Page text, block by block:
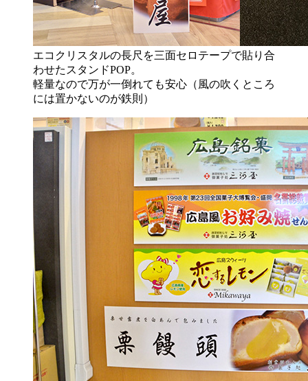
エコクリスタルの長尺を三面セロテープで貼り合
わせたスタンドPOP。
軽量なので万が一倒れても安心（風の吹くところ
には置かないのが鉄則）